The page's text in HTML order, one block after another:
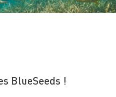
BlueSeeds !